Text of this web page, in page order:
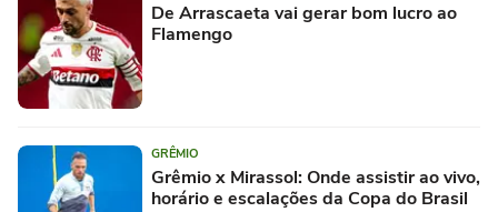
De Arrascaeta vai gerar bom lucro ao
Flamengo
GRÊMIO
Grêmio x Mirassol: Onde assistir ao vivo,
horário e escalações da Copa do Brasil